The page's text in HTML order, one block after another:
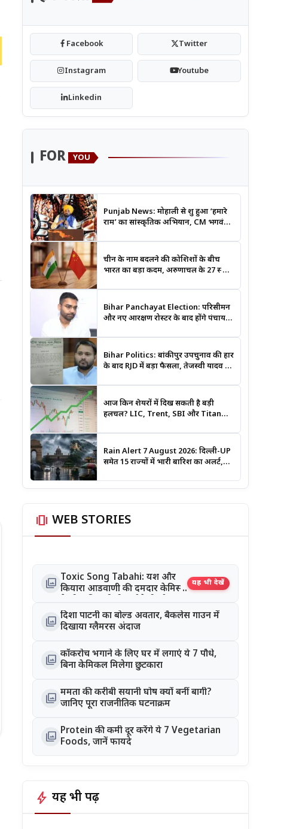
Facebook Twitter
Instagram Youtube
Linkedin
FOR YOU
Punjab News: मोहाली से शुरू हुआ ‘हमारे
राम’ का सांस्कृतिक अभियान, CM भगवंत
पीढ़ी
चीन के नाम बदलने की कोशिशों के बीच
भारत का बड़ा कदम, अरुणाचल के 27 स्थान
Bihar Panchayat Election: परिसीमन
और नए आरक्षण रोस्टर के बाद होंगे पंचायत
Bihar Politics: बांकीपुर उपचुनाव की हार
के बाद RJD में बड़ा फैसला, तेजस्वी यादव ने
आज किन शेयरों में दिख सकती है बड़ी
हलचल? LIC, Trent, SBI और Titan
Rain Alert 7 August 2026: दिल्ली-UP
समेत 15 राज्यों में भारी बारिश का अलर्ट,
amp_stories WEB STORIES
photo_library Toxic Song Tabahi: यश और
कियारा आडवाणी की दमदार केमिस्ट्री
मीडिया पर छाया गाना
यह भी देखें
photo_library दिशा पाटनी का बोल्ड अवतार, बैकलेस गाउन में
दिखाया ग्लैमरस अंदाज
photo_library कॉकरोच भगाने के लिए घर में लगाएं ये 7 पौधे,
बिना केमिकल मिलेगा छुटकारा
photo_library ममता की करीबी सयानी घोष क्यों बनीं बागी?
जानिए पूरा राजनीतिक घटनाक्रम
photo_library Protein की कमी दूर करेंगे ये 7 Vegetarian
Foods, जानें फायदे
bolt यह भी पढ़ें